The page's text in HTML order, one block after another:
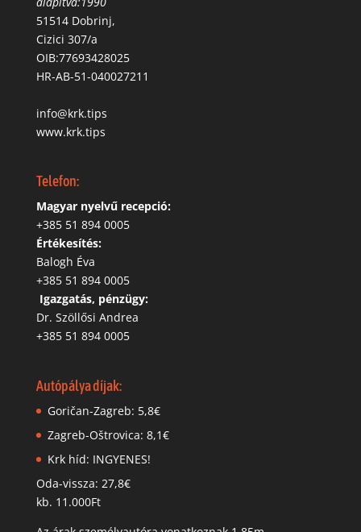
51514 Dobrinj,
Cizici 307/a
OIB:77693428025
HR-AB-51-040027211
info@krk.tips
www.krk.tips
Telefon:
Magyar nyelvű recepció:
‭+385 51 894 0005
Értékesítés:
Balogh Éva
+385 51 894 0005
Igazgatás, pénzügy:
Dr. Szöllősi Andrea
+385 51 894 0005
Autópálya díjak:
Goričan-Zagreb: 5,8€
Zagreb-Oštrovica: 8,1€
Krk híd: INGYENES!
Oda-vissza: 27,8€
kb. 11.000Ft